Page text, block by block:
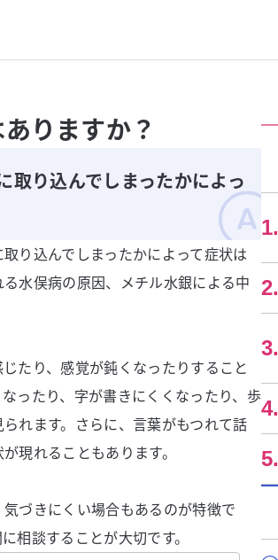
りますか？
取り込んでしまったかによっ
り込んでしまったかによって症状は
水俣病の原因、メチル水銀による中
じたり、感覚が鈍くなったりすること
ったり、字が書きにくくなったり、歩
れます。さらに、言葉がもつれて話
現れることもあります。
づきにくい場合もあるのが特徴で
相談することが大切です。
1.
2.
3.
4.
5.